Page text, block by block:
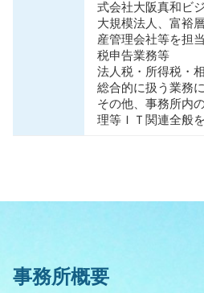
式会社大阪真和ビ
大規模法人、富裕
産管理会社等を担
税申告業務等
法人税・所得税・
総合的に扱う業務に
その他、事務所内
理等ＩＴ関連全般
事務所概要